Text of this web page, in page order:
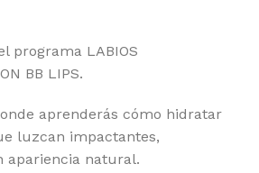
programa LABIOS
BB LIPS.
aprenderás cómo hidratar
luzcan impactantes,
apariencia natural.